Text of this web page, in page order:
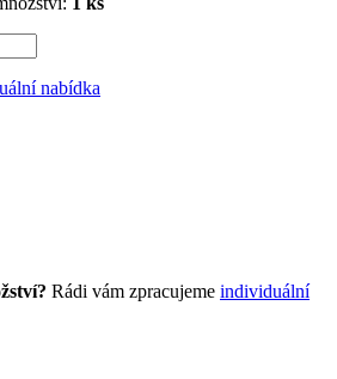
nabídka
Rádi vám zpracujeme individuální